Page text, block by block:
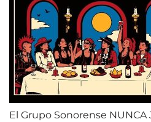
El Grupo Sonorense NUNCA